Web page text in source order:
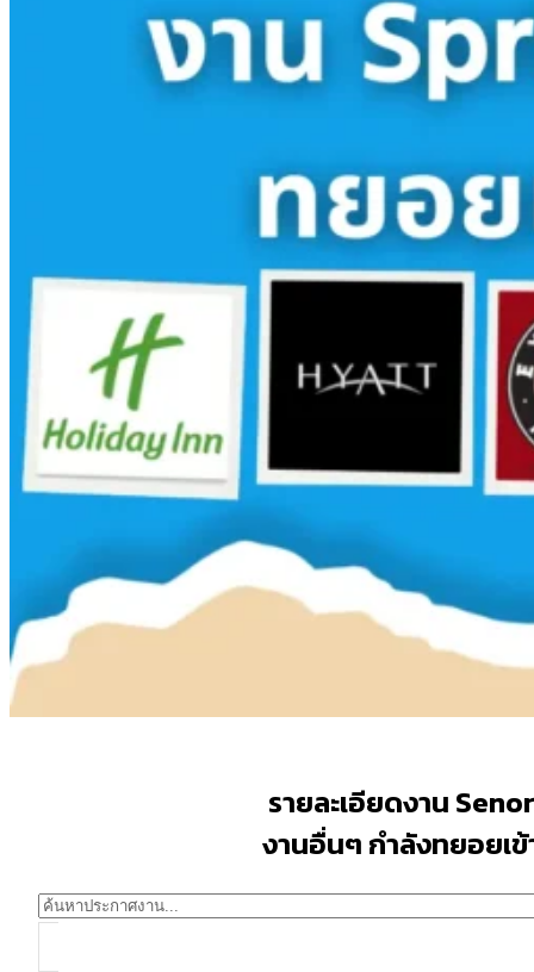
รายละเอียดงาน
งานอื่นๆ กำลังทยอยเ